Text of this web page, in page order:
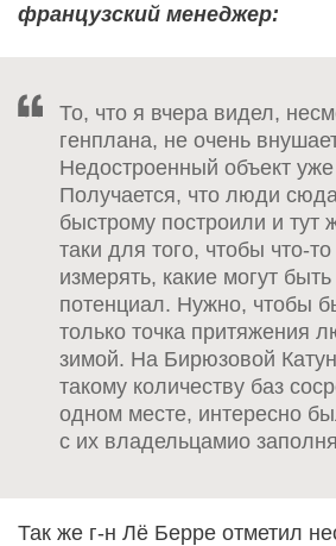
французский менеджер:
То, что я вчера видел,
генплана, не очень
Недостроенный объект
Получается, что люди
быстрому построили и тут
таки для того, чтобы что-
измерять, какие могут
потенциал. Нужно, чтобы
только точка притяжения
зимой. На Бирюзовой
такому количеству баз
одном месте, интересно
с их владельцамио
Так же г-н Лё Берре отметил